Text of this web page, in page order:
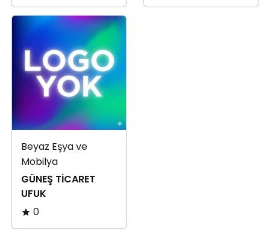
Beyaz Eşya ve
Mobilya
GÜNEŞ TİCARET
UFUK
0